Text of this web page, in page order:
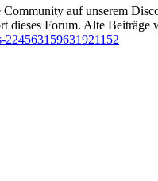
auf unserem
dieses Forum. Alte
224563159631921152